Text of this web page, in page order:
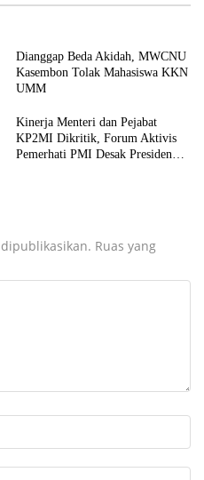
Dianggap Beda Akidah, MWCNU
Kasembon Tolak Mahasiswa KKN
UMM
Kinerja Menteri dan Pejabat
KP2MI Dikritik, Forum Aktivis
Pemerhati PMI Desak Presiden
Ruas yang